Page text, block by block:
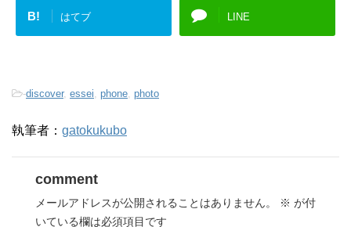
B! はてブ LINE
-discover, essei phone photo
執筆者： gatokukubo
comment
メールアドレスが公開されることはありません。 ※ が付
いている欄は必須項目です